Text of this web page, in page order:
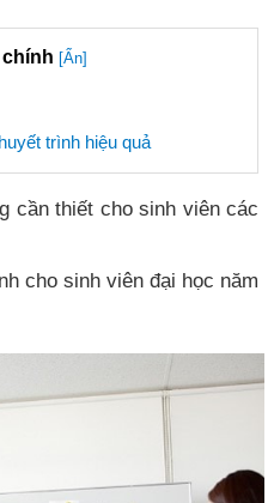
chính [Ẩn]
trình hiệu quả
cần thiết cho sinh viên các
cho sinh viên đại học năm